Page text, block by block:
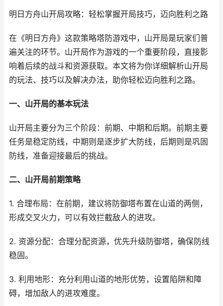
明日方舟山开局攻略：轻松掌握开局技巧，迈向胜利之路
在《明日方舟》这款策略塔防游戏中，山开局是玩家们普
遍关注的环节。山开局作为游戏的一个重要阶段，直接影
响着后续的战斗和资源获取。本文将为你详细解析山开局
的玩法、技巧以及解决办法，助你轻松迈向胜利之路。
一、山开局的基本玩法
山开局主要分为三个阶段：前期、中期和后期。前期主要
任务是稳定防线，中期则是逐步扩大防线，后期则是巩固
防线，准备迎接最后的挑战。
二、山开局前期策略
1. 合理布局：在前期，建议将防御塔布置在山道的两侧，
形成交叉火力，可以有效拦截敌人的进攻。
2. 资源分配：合理分配资源，优先升级防御塔，确保防线
稳固。
3. 利用地形：充分利用山道的地形优势，设置陷阱和障
碍，增加敌人的进攻难度。